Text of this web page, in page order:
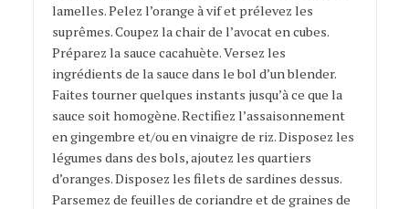
lamelles. Pelez l’orange à vif et prélevez les
suprêmes. Coupez la chair de l’avocat en cubes.
Préparez la sauce cacahuète. Versez les
ingrédients de la sauce dans le bol d’un blender.
Faites tourner quelques instants jusqu’à ce que la
sauce soit homogène. Rectifiez l’assaisonnement
en gingembre et/ou en vinaigre de riz. Disposez les
légumes dans des bols, ajoutez les quartiers
d’oranges. Disposez les filets de sardines dessus.
Parsemez de feuilles de coriandre et de graines de